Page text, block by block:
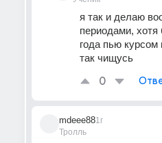
я так и делаю
периодами,
года пью курсом
так чищусь
0
mdeee88
Тролль
1г